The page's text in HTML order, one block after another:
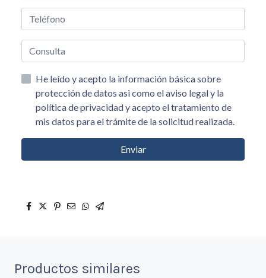
He leído y acepto la información básica sobre
protección de datos asi como el aviso legal y la
política de privacidad y acepto el tratamiento de
mis datos para el trámite de la solicitud realizada.
Enviar
Productos similares